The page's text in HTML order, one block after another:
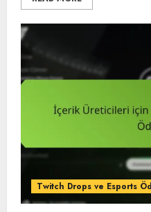
Twitch Drops ve Esports